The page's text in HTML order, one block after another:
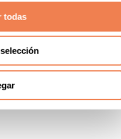
todas